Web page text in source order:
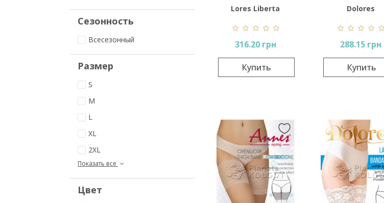
Сезонность
Всесезонный
Размер
S
M
L
XL
2XL
Показать все
Цвет
Lores Liberta
316.20 грн
Купить
Dolores
Bandalettes
288.15 грн
Купить